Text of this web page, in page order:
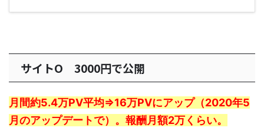
サイトO 3000円で公開
月間約5.4万PV平均⇒16万PVにアップ（2020年5
月のアップデートで）。報酬月額2万くらい。